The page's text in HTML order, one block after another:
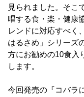
見られました。そこ
唱する食・楽・健康
レンドに対応すべく
はるさめ」シリーズ
方にお勧めの10食入
します。
今回発売の『コバラ